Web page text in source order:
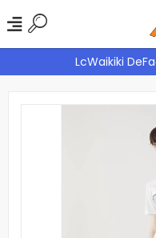
LcWaikiki